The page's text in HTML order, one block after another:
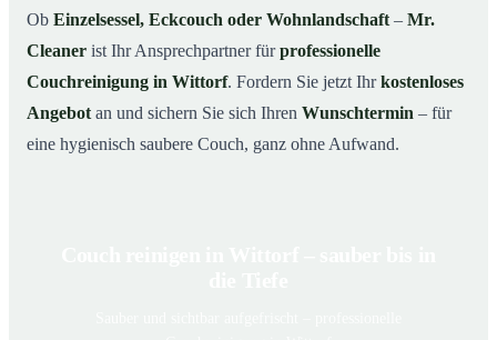
Ob Einzelsessel, Eckcouch oder Wohnlandschaft – Mr.
Cleaner ist Ihr Ansprechpartner fürprofessionelle
Couchreinigung in Wittorf. Fordern Sie jetzt Ihrkostenloses
Angebot an und sichern Sie sich Ihren Wunschtermin – für
eine hygienisch saubere Couch, ganz ohne Aufwand.